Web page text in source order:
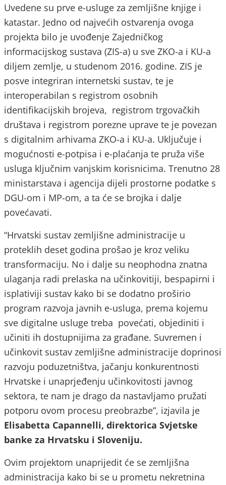
Uvedene su prve e-usluge za zemljišne knjige i
katastar. Jedno od najvećih ostvarenja ovoga
projekta bilo je uvođenje Zajedničkog
informacijskog sustava (ZIS-a) u sve ZKO-a i KU-a
diljem zemlje, u studenom 2016. godine. ZIS je
posve integriran internetski sustav, te je
interoperabilan s registrom osobnih
identifikacijskih brojeva, registrom trgovačkih
društava i registrom porezne uprave te je povezan
s digitalnim arhivama ZKO-a i KU-a. Uključuje i
mogućnosti e-potpisa i e-plaćanja te pruža više
usluga ključnim vanjskim korisnicima. Trenutno 28
ministarstava i agencija dijeli prostorne podatke s
DGU-om i MP-om, a ta će se brojka i dalje
povećavati.
“Hrvatski sustav zemljišne administracije u
proteklih deset godina prošao je kroz veliku
transformaciju. No i dalje su neophodna znatna
ulaganja radi prelaska na učinkovitiji, bespapirni i
isplativiji sustav kako bi se dodatno proširio
program razvoja javnih e-usluga, prema kojemu
sve digitalne usluge treba povećati, objediniti i
učiniti ih dostupnijima za građane. Suvremen i
učinkovit sustav zemljišne administracije doprinosi
razvoju poduzetništva, jačanju konkurentnosti
Hrvatske i unaprjeđenju učinkovitosti javnog
sektora, te nam je drago da nastavljamo pružati
potporu ovom procesu preobrazbe”, izjavila je
Elisabetta Capannelli, direktorica Svjetske
banke za Hrvatsku i Sloveniju.
Ovim projektom unaprijedit će se zemljišna
administracija kako bi se u prometu nekretnina